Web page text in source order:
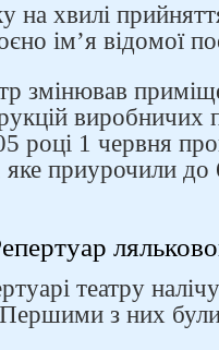
на хвилі
ім’я відомої
змінював
виробничих
році 1 червня
яке приурочили до
театру
Першими з них